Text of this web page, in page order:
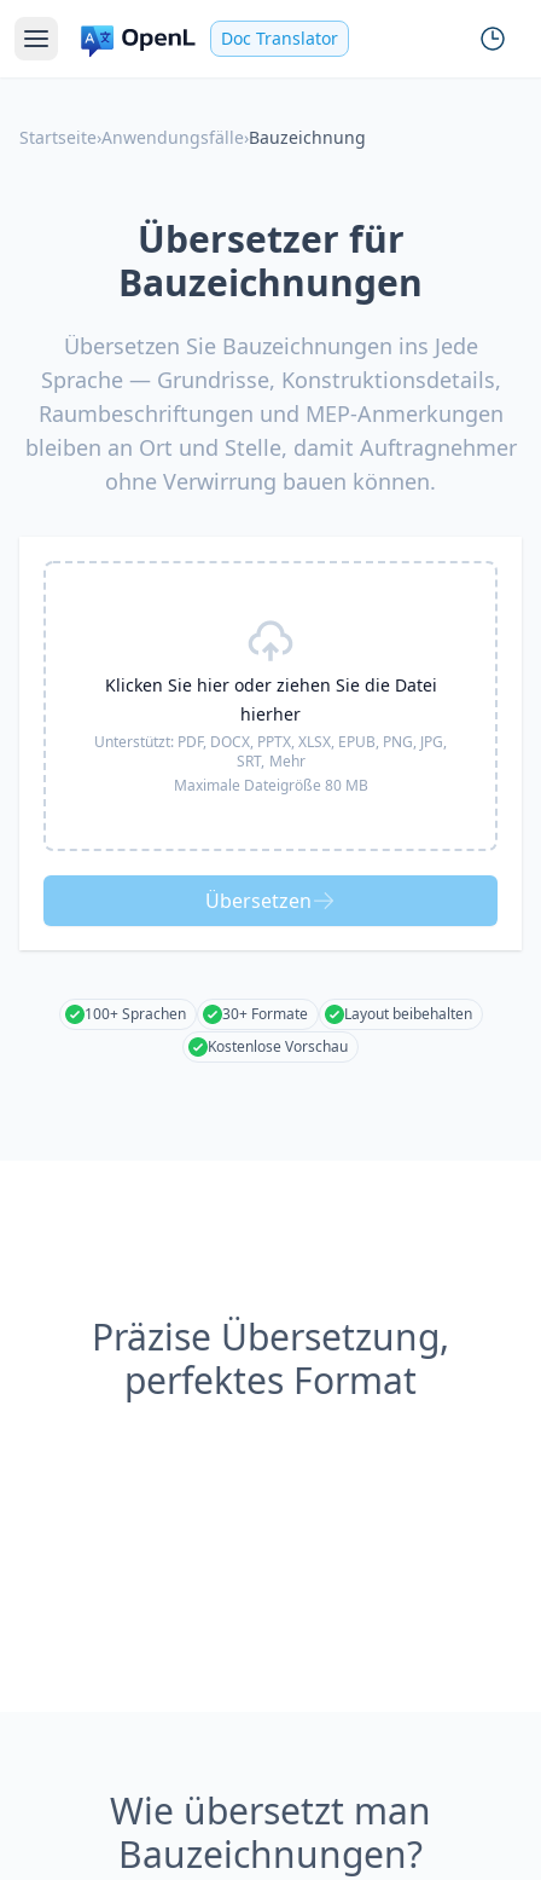
Doc Translator
Startseite›Anwendungsfälle›Bauzeichnung
Übersetzer für
Bauzeichnungen
Übersetzen Sie Bauzeichnungen ins Jede
Sprache — Grundrisse, Konstruktionsdetails,
Raumbeschriftungen und MEP-Anmerkungen
bleiben an Ort und Stelle, damit Auftragnehmer
ohne Verwirrung bauen können.
Klicken Sie hier oder ziehen Sie die Datei
hierher
Unterstützt: PDF, DOCX, PPTX, XLSX, EPUB, PNG, JPG,
SRT, Mehr
Maximale Dateigröße 80 MB
Übersetzen
100+ Sprachen 30+ Formate
Layout beibehalten
Kostenlose Vorschau
Präzise Übersetzung,
perfektes Format
Wie übersetzt man
Bauzeichnungen?